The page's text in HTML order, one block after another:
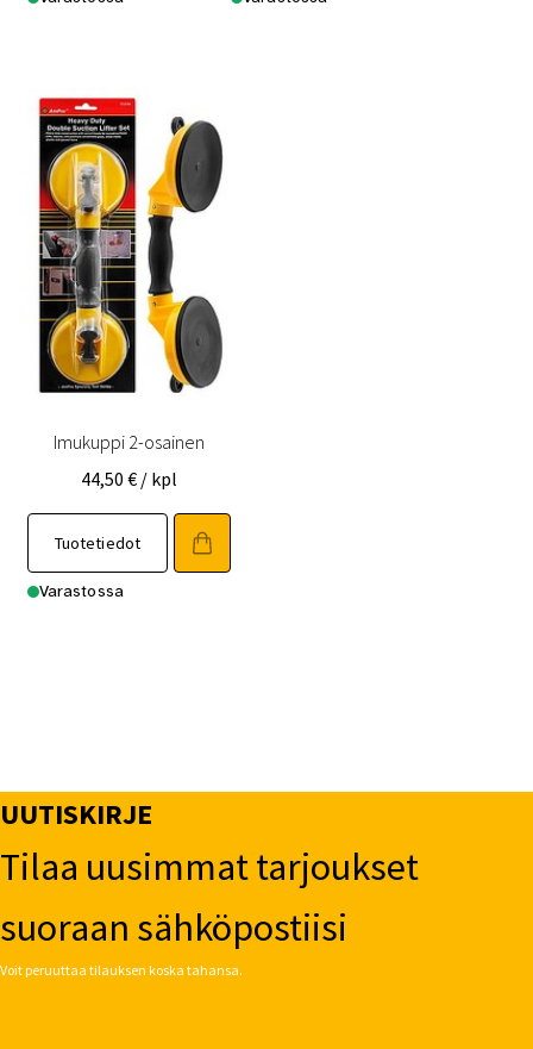
Imukuppi 2-osainen
44,50 € / kpl
Tuotetiedot
Varastossa
UUTISKIRJE
Tilaa uusimmat tarjoukset
suoraan sähköpostiisi
Voit peruuttaa tilauksen koska tahansa.